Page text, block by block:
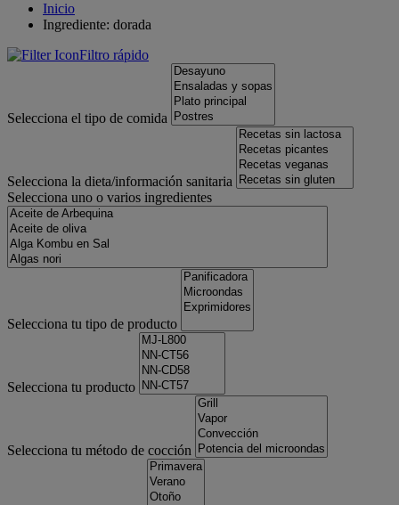
Inicio
Ingrediente: dorada
Filtro rápido
Selecciona el tipo de comida
Selecciona la dieta/información sanitaria
Selecciona uno o varios ingredientes
Selecciona tu tipo de producto
Selecciona tu producto
Selecciona tu método de cocción